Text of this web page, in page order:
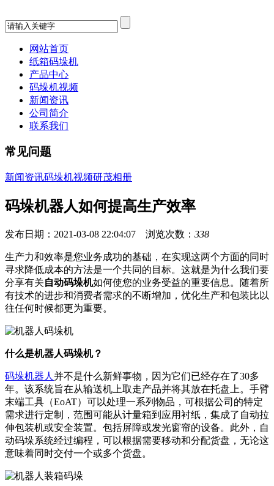
网站首页
纸箱码垛机
产品中心
码垛机视频
新闻资讯
公司简介
联系我们
常见问题
新闻资讯码垛机视频研茂相册
码垛机器人如何提高生产效率
发布日期：2021-03-08 22:04:07 浏览次数： 338
生产力和效率是您业务成功的基础，在实现这两个方面的同时
寻求降低成本的方法是一个共同的目标。这就是为什么我们要
分享有关自动码垛机如何使您的业务受益的重要信息。随着所
有技术的进步和消费者需求的不断增加，优化生产和包装比以
往任何时候都更为重要。
什么是机器人码垛机？
码垛机器人 并不是什么新鲜事物，因为它们已经存在了30多
年。该系统旨在从输送机上取走产品并将其放在托盘上。手臂
末端工具（EoAT）可以处理一系列物品，可根据公司的特定
需求进行定制，范围可能从计量箱到应用衬纸，集成了自动拉
伸包装机或安全装置。包括屏障或发光窗帘的设备。此外，自
动码垛系统经过编程，可以根据需要移动和分配货盘，无论这
意味着同时交付一个或多个货盘。